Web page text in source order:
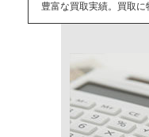
豊富な買取実績。買取